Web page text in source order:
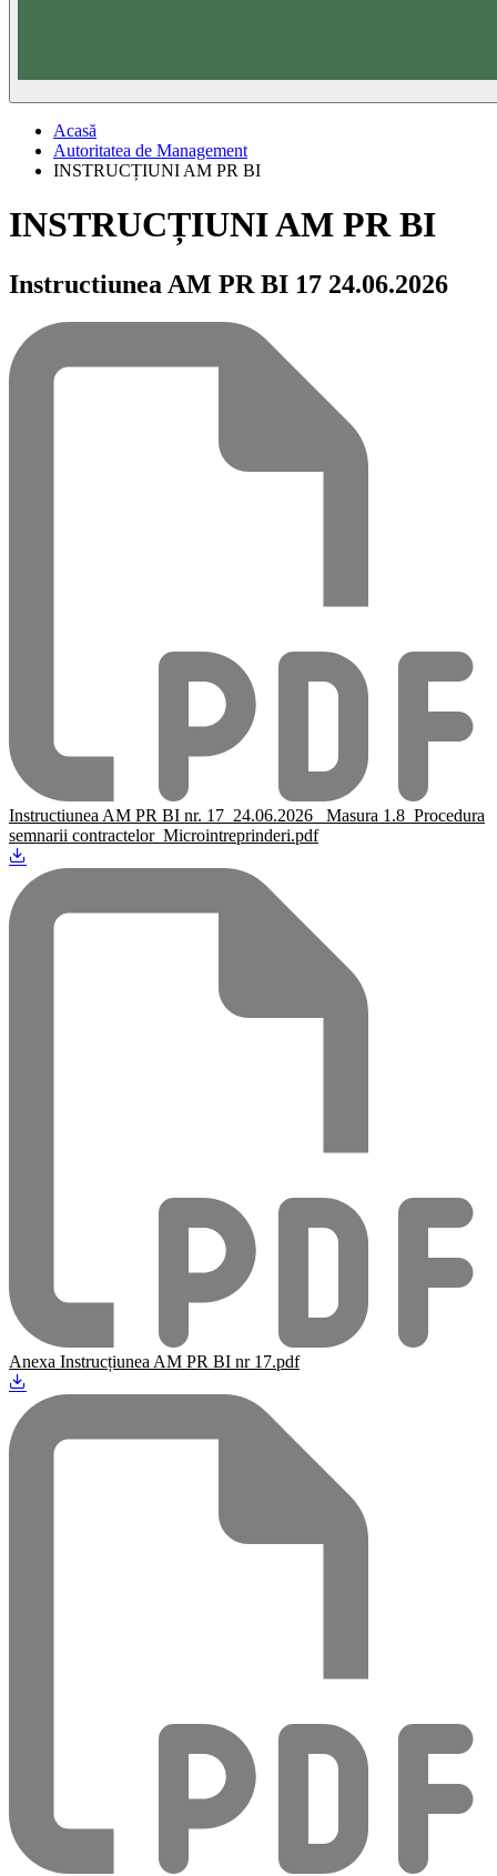
Acasă
Autoritatea de Management
INSTRUCȚIUNI AM PR BI
INSTRUCȚIUNI AM PR BI
Instructiunea AM PR BI 17 24.06.2026
Instructiunea AM PR BI nr. 17_24.06.2026_ Masura 1.8_Procedura
semnarii contractelor_Microintreprinderi.pdf
Anexa Instrucțiunea AM PR BI nr 17.pdf